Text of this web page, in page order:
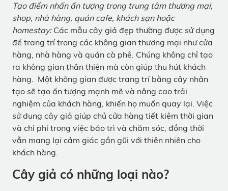
Tạo điểm nhấn ấn tượng trong trung tâm thương mại,
shop, nhà hàng, quán cafe, khách sạn hoặc
homestay: Các mẫu cây giả đẹp thường được sử dụng
để trang trí trong các không gian thương mại như cửa
hàng, nhà hàng và quán cà phê. Chúng không chỉ tạo
ra không gian thân thiện mà còn giúp thu hút khách
hàng. Một không gian được trang trí bằng cây nhân
tạo sẽ tạo ấn tượng mạnh mẽ và nâng cao trải
nghiệm của khách hàng, khiến họ muốn quay lại. Việc
sử dụng cây giả giúp chủ cửa hàng tiết kiệm thời gian
và chi phí trong việc bảo trì và chăm sóc, đồng thời
vẫn mang lại cảm giác gần gũi với thiên nhiên cho
khách hàng.
Cây giả có những loại nào?